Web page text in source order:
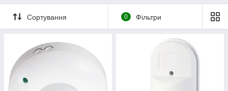
Сортування 0 Фільтри